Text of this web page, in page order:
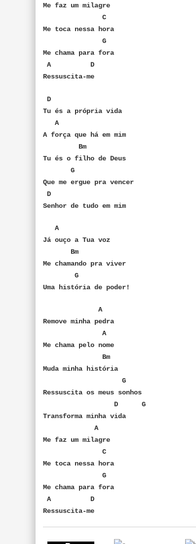
Me faz um milagre
C
Me toca nessa hora
G
Me chama para fora
A D
Ressuscita-me
D
Tu és a própria vida
A
A força que há em mim
Bm
Tu és o filho de Deus
G
Que me ergue pra vencer
D
Senhor de tudo em mim
A
Já ouço a Tua voz
Bm
Me chamando pra viver
G
Uma história de poder!
A
Remove minha pedra
A
Me chama pelo nome
Bm
Muda minha história
G
Ressuscita os meus sonhos
D G
Transforma minha vida
A
Me faz um milagre
C
Me toca nessa hora
G
Me chama para fora
A D
Ressuscita-me